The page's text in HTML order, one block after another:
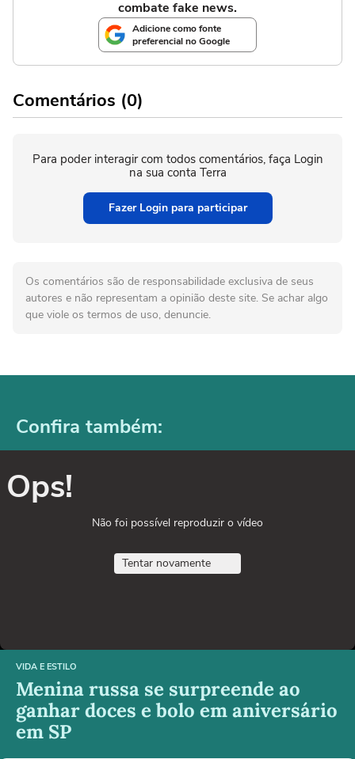
combate fake news.
Adicione como fonte
preferencial no Google
Comentários (0)
Para poder interagir com todos comentários, faça Login
na sua conta Terra
Fazer Login para participar
Os comentários são de responsabilidade exclusiva de seus
autores e não representam a opinião deste site. Se achar algo
que viole os termos de uso, denuncie.
Confira também:
Ops!
Não foi possível reproduzir o vídeo
Tentar novamente
VIDA E ESTILO
Menina russa se surpreende ao
ganhar doces e bolo em aniversário
em SP